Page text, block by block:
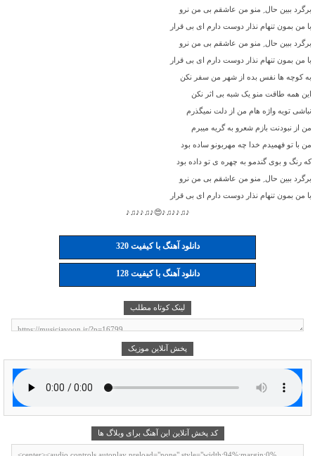
برگرد ببین حال ِ منو من عاشقم بی من نرو
با من بمون تنهام نذار دوست دارم ای بی قرار
برگرد ببین حال ِ منو من عاشقم بی من نرو
با من بمون تنهام نذار دوست دارم ای بی قرار
به کوچه ها نفس بده از شهر من سفر نکن
این همه طاقت منو یک شبه بی اثر نکن
نباشی تویه واژه هام من از دلت نمیگذرم
من از نبودنت بازم شعرو به گریه میبرم
من با تو فهمیدم خدا چه مهربونو ساده بود
که رنگ و بوی گندمو به چهره ی تو داده بود
برگرد ببین حال ِ منو من عاشقم بی من نرو
با من بمون تنهام نذار دوست دارم ای بی قرار
♪♫♪♪♫♪😍♪♫♪♪♫♪
دانلود آهنگ با کیفیت 320
دانلود آهنگ با کیفیت 128
لینک کوتاه مطلب
پخش آنلاین موزیک
کد پخش آنلاین این آهنگ برای وبلاگ ها